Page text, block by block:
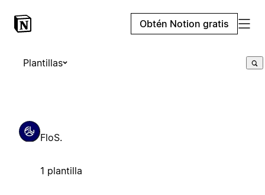
Obtén Notion gratis
Plantillas
FloS.
1 plantilla